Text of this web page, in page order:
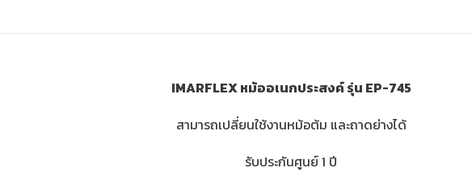
IMARFLEX หม้ออเนกประสงค์ รุ่น EP-745
สามารถเปลี่ยนใช้งานหม้อต้ม และถาดย่างได้
รับประกันศูนย์ 1 ปี